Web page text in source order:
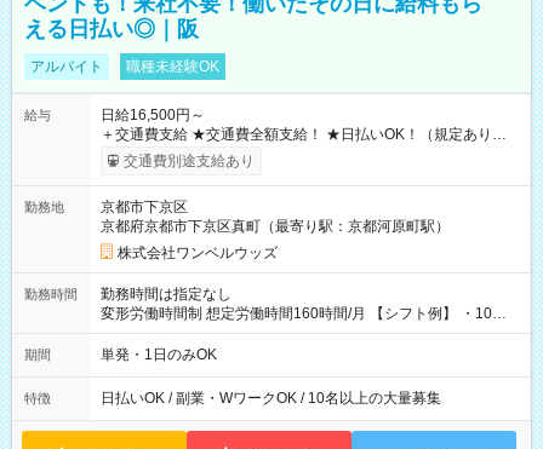
える日払い◎｜阪
アルバイト 職種未経験OK
給与
日給16,500円～
＋交通費支給 ★交通費全額支給！ ★日払いOK！（規定あり） ┗
働いたその日に現金GET♪ お仕事後はコンビニATMから 日払
交通費別途支給あり
勤務地
京都市下京区
京都府京都市下京区真町（最寄り駅：京都河原町駅）
株式会社ワンベルウッズ
勤務時間
勤務時間は指定なし
変形労働時間制 想定労働時間160時間/月 【シフト例】 ・10：
00～20：00
期間 単発・1日のみOK
特徴 日払いOK / 副業・WワークOK / 10名以上の大量募集